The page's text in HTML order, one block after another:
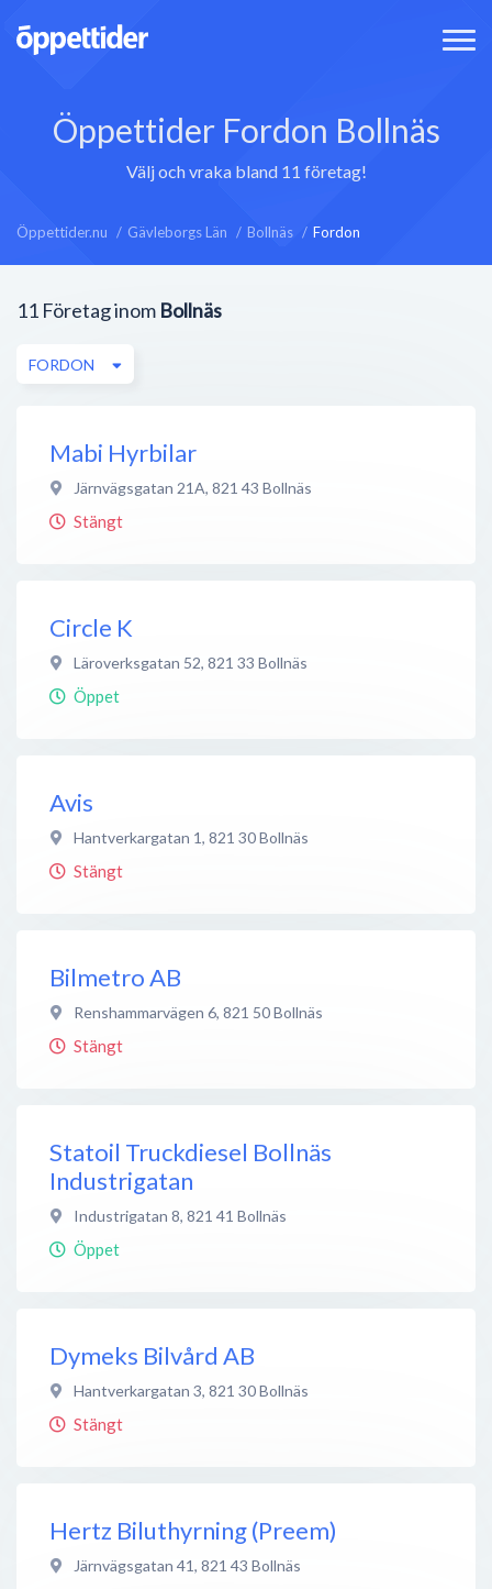
Öppettider Fordon Bollnäs
Välj och vraka bland 11 företag!
Öppettider.nu Gävleborgs Län Bollnäs Fordon
11 Företag inom Bollnäs
FORDON
Mabi Hyrbilar
Järnvägsgatan 21A, 821 43 Bollnäs
Stängt
Circle K
Läroverksgatan 52, 821 33 Bollnäs
Öppet
Avis
Hantverkargatan 1, 821 30Bollnäs
Stängt
Bilmetro AB
Renshammarvägen 6, 821 50Bollnäs
Stängt
Statoil Truckdiesel Bollnäs
Industrigatan
Industrigatan 8, 821 41 Bollnäs
Öppet
Dymeks Bilvård AB
Hantverkargatan 3, 821 30Bollnäs
Stängt
Hertz Biluthyrning (Preem)
Järnvägsgatan 41, 821 43 Bollnäs